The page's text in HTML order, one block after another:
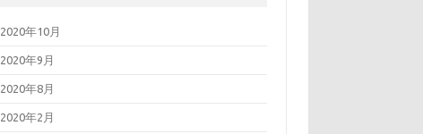
2020年10月
2020年9月
2020年8月
2020年2月